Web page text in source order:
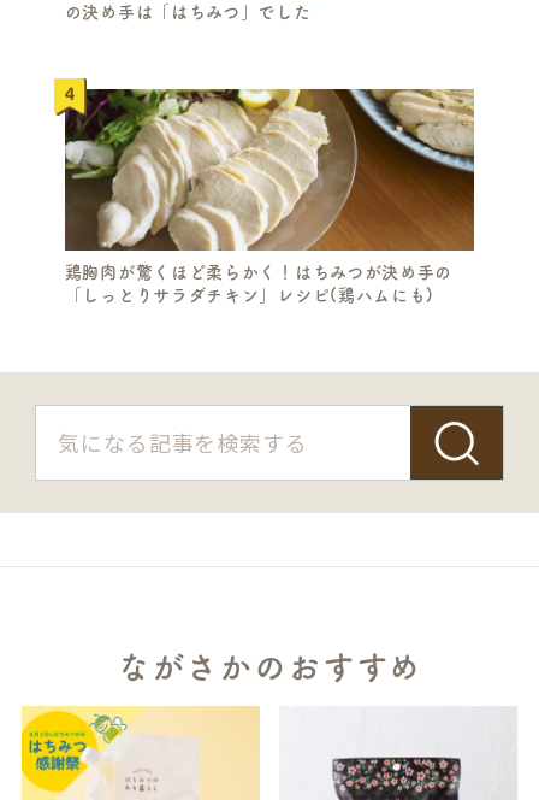
の決め手は「はちみつ」でした
鶏胸肉が驚くほど柔らかく！はちみつが決め手の
「しっとりサラダチキン」レシピ(鶏ハムにも)
ながさかのおすすめ